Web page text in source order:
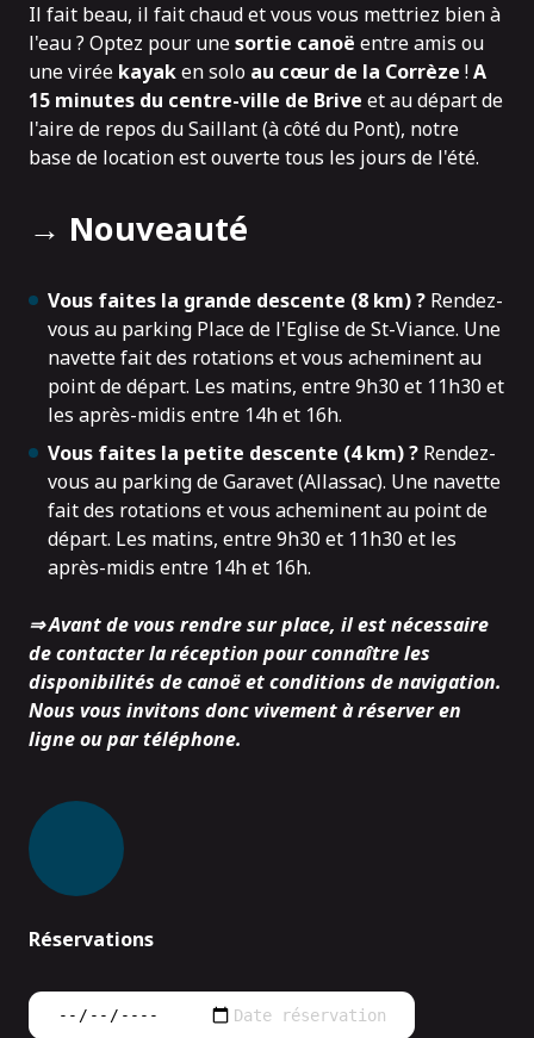
Il fait beau, il fait chaud et vous vous mettriez bien à
l'eau ? Optez pour unesortie canoë entre amis ou
une virée kayaken solo au cœur de la Corrèze !A
15 minutes du centre-ville de Brive et au départ de
l'aire de repos du Saillant (à côté du Pont), notre
base de location est ouverte tous les jours de l'été.
→ Nouveauté
Vous faites la grande descente (8 km) ? Rendez-
vous au parking Place de l'Eglise de St-Viance. Une
navette fait des rotations et vous acheminent au
point de départ. Les matins, entre 9h30 et 11h30 et
les après-midis entre 14h et 16h.
Vous faites la petite descente (4 km) ? Rendez-
vous au parking de Garavet (Allassac). Une navette
fait des rotations et vous acheminent au point de
départ. Les matins, entre 9h30 et 11h30 et les
après-midis entre 14h et 16h.
⇒ Avant de vous rendre sur place, il est nécessaire
de contacter la réception pour connaître les
disponibilités de canoë et conditions de navigation.
Nous vous invitons donc vivement à réserver en
ligne ou par téléphone.
Réservations